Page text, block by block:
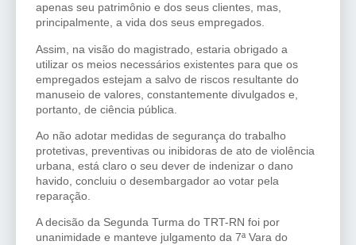
apenas seu patrimônio e dos seus clientes, mas,
principalmente, a vida dos seus empregados.
Assim, na visão do magistrado, estaria obrigado a
utilizar os meios necessários existentes para que os
empregados estejam a salvo de riscos resultante do
manuseio de valores, constantemente divulgados e,
portanto, de ciência pública.
Ao não adotar medidas de segurança do trabalho
protetivas, preventivas ou inibidoras de ato de violência
urbana, está claro o seu dever de indenizar o dano
havido, concluiu o desembargador ao votar pela
reparação.
A decisão da Segunda Turma do TRT-RN foi por
unanimidade e manteve julgamento da 7ª Vara do